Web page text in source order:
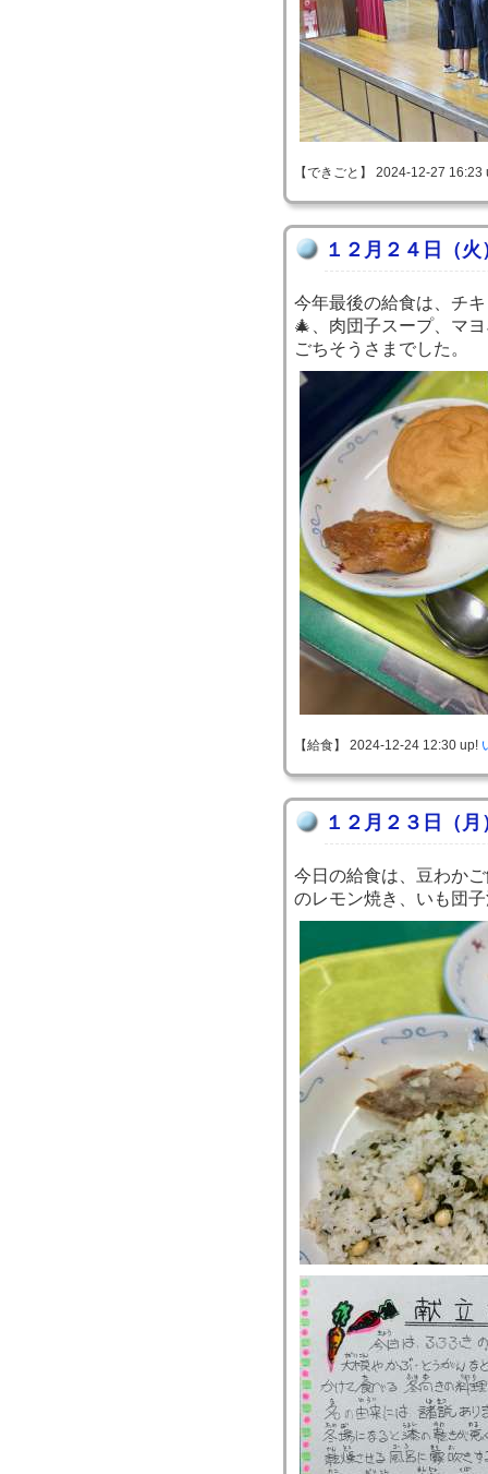
【できごと】 2024-12-27
１２月２４日（火
今年最後の給食は、チ
🎄、肉団子スープ、マ
ごちそうさまでした。
【給食】 2024-12-24 12:30 up!
１２月２３日（月
今日の給食は、豆わか
のレモン焼き、いも団